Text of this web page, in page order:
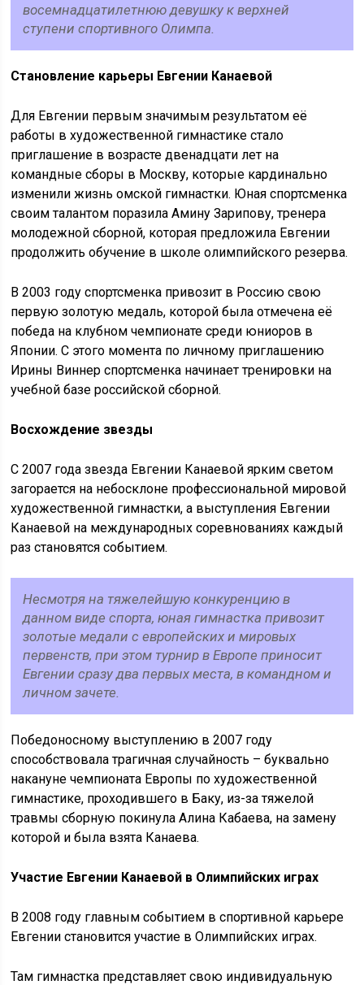
восемнадцатилетнюю девушку к верхней
ступени спортивного Олимпа.
Становление карьеры Евгении Канаевой
Для Евгении первым значимым результатом её
работы в художественной гимнастике стало
приглашение в возрасте двенадцати лет на
командные сборы в Москву, которые кардинально
изменили жизнь омской гимнастки. Юная спортсменка
своим талантом поразила Амину Зарипову, тренера
молодежной сборной, которая предложила Евгении
продолжить обучение в школе олимпийского резерва.
В 2003 году спортсменка привозит в Россию свою
первую золотую медаль, которой была отмечена её
победа на клубном чемпионате среди юниоров в
Японии. С этого момента по личному приглашению
Ирины Виннер спортсменка начинает тренировки на
учебной базе российской сборной.
Восхождение звезды
С 2007 года звезда Евгении Канаевой ярким светом
загорается на небосклоне профессиональной мировой
художественной гимнастки, а выступления Евгении
Канаевой на международных соревнованиях каждый
раз становятся событием.
Несмотря на тяжелейшую конкуренцию в
данном виде спорта, юная гимнастка привозит
золотые медали с европейских и мировых
первенств, при этом турнир в Европе приносит
Евгении сразу два первых места, в командном и
личном зачете.
Победоносному выступлению в 2007 году
способствовала трагичная случайность – буквально
накануне чемпионата Европы по художественной
гимнастике, проходившего в Баку, из-за тяжелой
травмы сборную покинула Алина Кабаева, на замену
которой и была взята Канаева.
Участие Евгении Канаевой в Олимпийских играх
В 2008 году главным событием в спортивной карьере
Евгении становится участие в Олимпийских играх.
Там гимнастка представляет свою индивидуальную